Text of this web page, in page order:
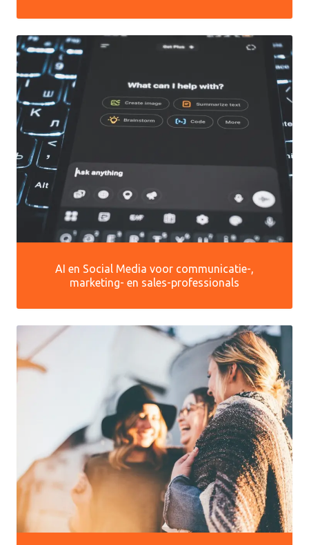
AI en Social Media voor communicatie-,
marketing- en sales-professionals